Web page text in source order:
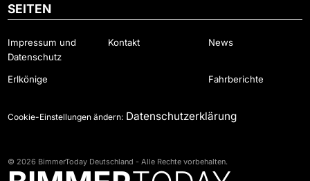
SEITEN
Impressum und
Datenschutz
Kontakt News
Erlkönige Fahrberichte
Cookie-Einstellungen ändern: Datenschutzerklärung
© 2026 BimmerToday Deutschland - Alle Rechte vorbehalten.